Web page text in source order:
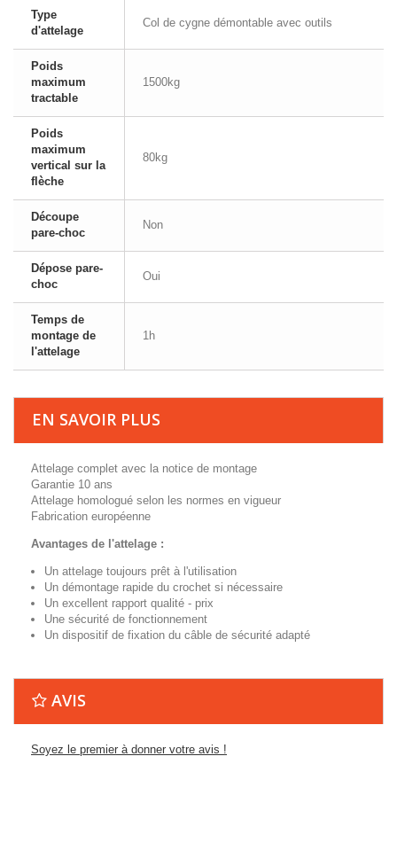
Type
d'attelage
Col de cygne démontable avec outils
Poids
maximum
tractable
1500kg
Poids
maximum
vertical sur la
flèche
80kg
Découpe
pare-choc
Non
Dépose pare-
choc
Oui
Temps de
montage de
l'attelage
1h
EN SAVOIR PLUS
Attelage complet avec la notice de montage
Garantie 10 ans
Attelage homologué selon les normes en vigueur
Fabrication européenne
Avantages de l'attelage :
Un attelage toujours prêt à l'utilisation
Un démontage rapide du crochet si nécessaire
Un excellent rapport qualité - prix
Une sécurité de fonctionnement
Un dispositif de fixation du câble de sécurité adapté
AVIS
Soyez le premier à donner votre avis !